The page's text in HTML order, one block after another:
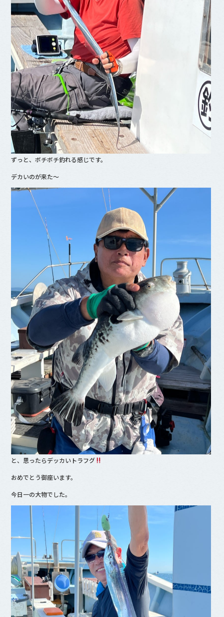
ずっと、ボチボチ釣れる感じです。
デカいのが来た〜
と、思ったらデッカいトラフグ
おめでとう御座います。
今日一の大物でした。